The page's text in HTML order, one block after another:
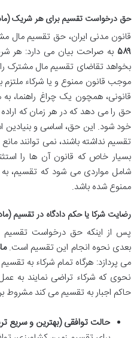
حق درخواست تقسیم برای هر شریک (ماده ۵۸۹ قانون
قانون مدنی ایران، حق تقسیم مال
۵۸۹ به صراحت بیان می دارد: هر
بخواهد تقاضای تقسیم مال مشترک را
موجب قانون ممنوع و یا شرکاء
قانونی، همچون یک چراغ راهنما،
حق را می دهد که در هر زمان که
خود شود. این حق، اساسی و بنیادین
تقسیم نداشته باشند، نمی توانند
بسیار خاص که قانون آن ها را
شامل مواردی می شود که تقسیم،
ممنوع شده باشد.
رضایت شرکا یا حکم دادگاه در تقسیم (ماده ۵۹۱ قانون
پس از اینکه حق درخواست
بعدی نحوه انجام این تقسیم است.ماده
می پردازد: هرگاه تمام شرکاء به
نحوی که شرکاء تراضی نمایند به
حاکم اجبار به تقسیم می کند مشروط
حالت توافقی (بهترین و سریع